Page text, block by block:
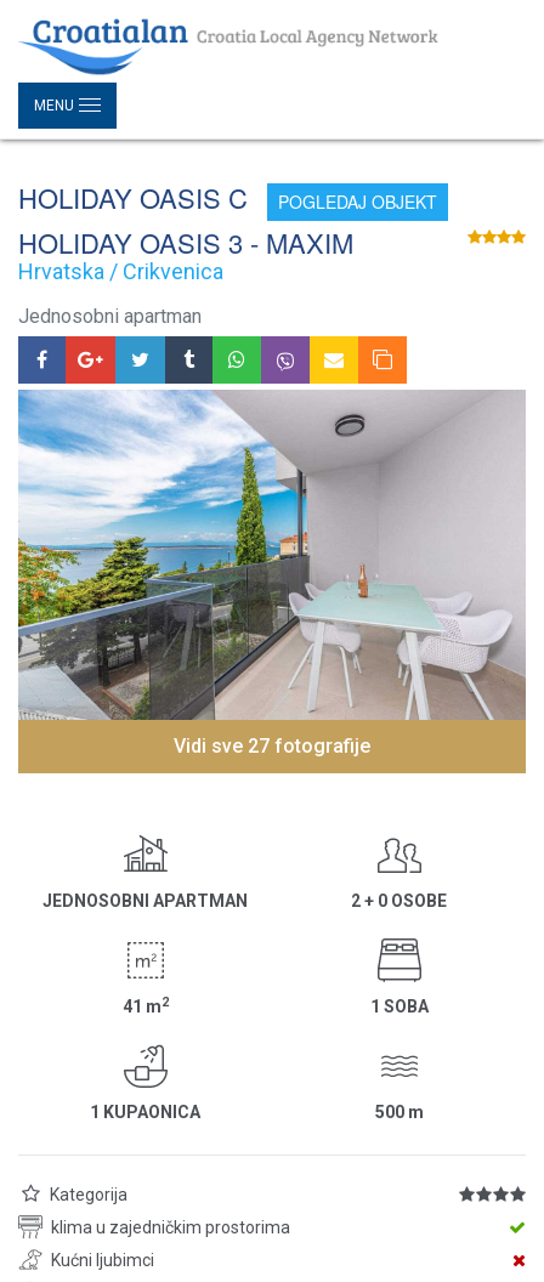
MENU
HOLIDAY OASIS C POGLEDAJ OBJEKT
HOLIDAY OASIS 3 - MAXIM
Hrvatska / Crikvenica
Jednosobni apartman
Vidi sve 27 fotografije
JEDNOSOBNI APARTMAN 2 + 0 OSOBE
41 m2 1 SOBA
1 KUPAONICA 500 m
Kategorija
klima u zajedničkim prostorima
Kućni ljubimci